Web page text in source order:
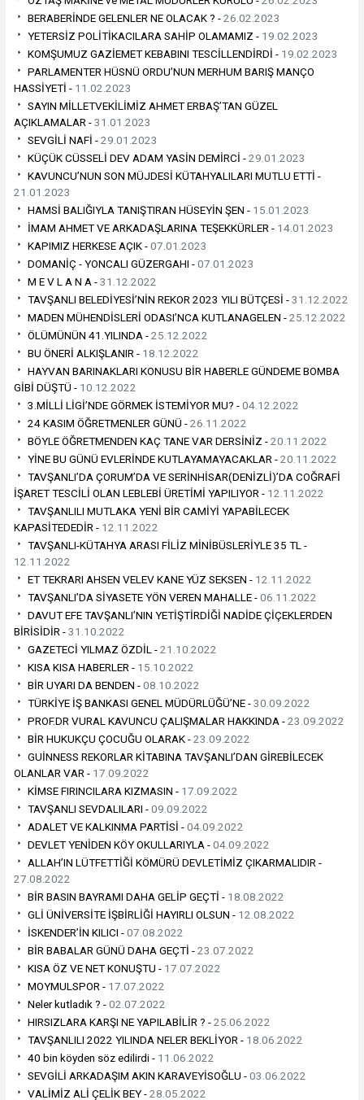
BERABERİNDE GELENLER NE OLACAK ? -26.02.2023
YETERSİZ POLİTİKACILARA SAHİP OLAMAMIZ - 19.02.2023
KOMŞUMUZ GAZİEMET KEBABINI TESCİLLENDİRDİ - 19.02.2023
PARLAMENTER HÜSNÜ ORDU’NUN MERHUM BARIŞ MANÇO
HASSİYETİ - 11.02.2023
SAYIN MİLLETVEKİLİMİZ AHMET ERBAŞ’TAN GÜZEL
AÇIKLAMALAR -31.01.2023
SEVGİLİ NAFİ -29.01.2023
KÜÇÜK CÜSSELİ DEV ADAM YASİN DEMİRCİ -29.01.2023
KAVUNCU’NUN SON MÜJDESİ KÜTAHYALILARI MUTLU ETTİ -
21.01.2023
HAMSİ BALIĞIYLA TANIŞTIRAN HÜSEYİN ŞEN - 15.01.2023
İMAM AHMET VE ARKADAŞLARINA TEŞEKKÜRLER - 14.01.2023
KAPIMIZ HERKESE AÇIK -07.01.2023
DOMANİÇ - YONCALI GÜZERGAHI -07.01.2023
M E V L A N A -31.12.2022
TAVŞANLI BELEDİYESİ’NİN REKOR 2023 YILI BÜTÇESİ -31.12.2022
MADEN MÜHENDİSLERİ ODASI’NCA KUTLANAGELEN -25.12.2022
ÖLÜMÜNÜN 41.YILINDA -25.12.2022
BU ÖNERİ ALKIŞLANIR - 18.12.2022
HAYVAN BARINAKLARI KONUSU BİR HABERLE GÜNDEME BOMBA
GİBİ DÜŞTÜ - 10.12.2022
3.MİLLİ LİGİ’NDE GÖRMEK İSTEMİYOR MU? -04.12.2022
24 KASIM ÖĞRETMENLER GÜNÜ -26.11.2022
BÖYLE ÖĞRETMENDEN KAÇ TANE VAR DERSİNİZ -20.11.2022
YİNE BU GÜNÜ EVLERİNDE KUTLAYAMAYACAKLAR -20.11.2022
TAVŞANLI’DA ÇORUM’DA VE SERİNHİSAR(DENİZLİ)’DA COĞRAFİ
İŞARET TESCİLİ OLAN LEBLEBİ ÜRETİMİ YAPILIYOR - 12.11.2022
TAVŞANLILI MUTLAKA YENİ BİR CAMİYİ YAPABİLECEK
KAPASİTEDEDİR - 12.11.2022
TAVŞANLI-KÜTAHYA ARASI FİLİZ MİNİBÜSLERİYLE 35 TL -
12.11.2022
ET TEKRARI AHSEN VELEV KANE YÜZ SEKSEN - 12.11.2022
TAVŞANLI’DA SİYASETE YÖN VEREN MAHALLE -06.11.2022
DAVUT EFE TAVŞANLI’NIN YETİŞTİRDİĞİ NADİDE ÇİÇEKLERDEN
BİRİSİDİR -31.10.2022
GAZETECİ YILMAZ ÖZDİL -21.10.2022
KISA KISA HABERLER - 15.10.2022
BİR UYARI DA BENDEN -08.10.2022
TÜRKİYE İŞ BANKASI GENEL MÜDÜRLÜĞÜ’NE -30.09.2022
PROF.DR VURAL KAVUNCU ÇALIŞMALAR HAKKINDA -23.09.2022
BİR HUKUKÇU ÇOCUĞU OLARAK -23.09.2022
GUİNNESS REKORLAR KİTABINA TAVŞANLI’DAN GİREBİLECEK
OLANLAR VAR - 17.09.2022
KİMSE FIRINCILARA KIZMASIN - 17.09.2022
TAVŞANLI SEVDALILARI -09.09.2022
ADALET VE KALKINMA PARTİSİ -04.09.2022
DEVLET YENİDEN KÖY OKULLARIYLA -04.09.2022
ALLAH’IN LÜTFETTİĞİ KÖMÜRÜ DEVLETİMİZ ÇIKARMALIDIR -
27.08.2022
BİR BASIN BAYRAMI DAHA GELİP GEÇTİ - 18.08.2022
GLİ ÜNİVERSİTE İŞBİRLİĞİ HAYIRLI OLSUN - 12.08.2022
İSKENDER’İN KILICI -07.08.2022
BİR BABALAR GÜNÜ DAHA GEÇTİ -23.07.2022
KISA ÖZ VE NET KONUŞTU - 17.07.2022
MOYMULSPOR - 17.07.2022
Neler kutladık ? -02.07.2022
HIRSIZLARA KARŞI NE YAPILABİLİR ? -25.06.2022
TAVŞANLILI 2022 YILINDA NELER BEKLİYOR - 18.06.2022
40 bin köyden söz edilirdi - 11.06.2022
SEVGİLİ ARKADAŞIM AKIN KARAVEYİSOĞLU -03.06.2022
VALİMİZ ALİ ÇELİK BEY -28.05.2022